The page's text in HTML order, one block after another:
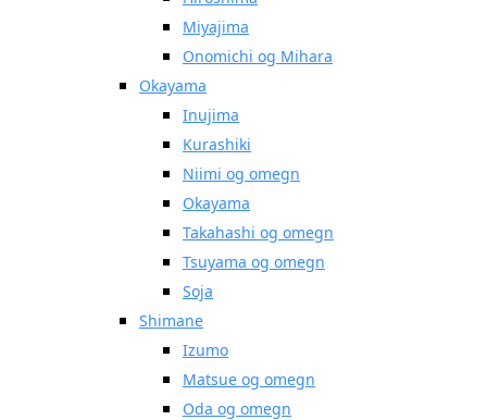
Miyajima
Onomichi og Mihara
Okayama
Inujima
Kurashiki
Niimi og omegn
Okayama
Takahashi og omegn
Tsuyama og omegn
Soja
Shimane
Izumo
Matsue og omegn
Oda og omegn